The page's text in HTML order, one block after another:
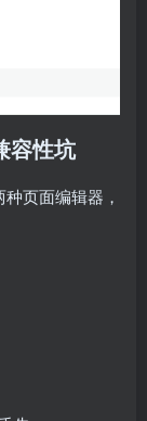
容性坑
种页面编辑器，